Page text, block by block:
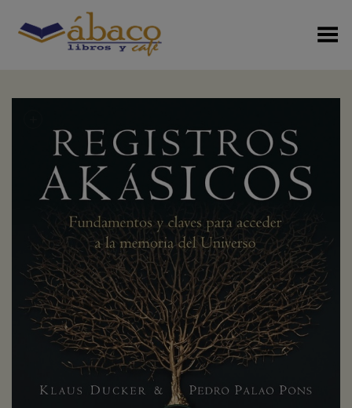
Menú Alterno